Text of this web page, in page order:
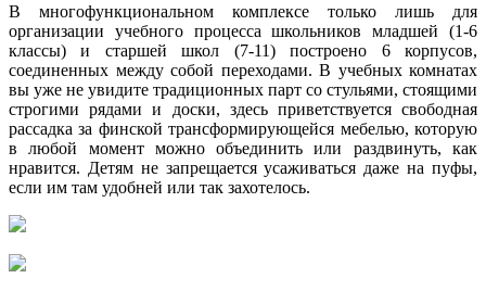
В многофункциональном комплексе только лишь для
организации учебного процесса школьников младшей (1-6
классы) и старшей школ (7-11) построено 6 корпусов,
соединенных между собой переходами. В учебных комнатах
вы уже не увидите традиционных парт со стульями, стоящими
строгими рядами и доски, здесь приветствуется свободная
рассадка за финской трансформирующейся мебелью, которую
в любой момент можно объединить или раздвинуть, как
нравится. Детям не запрещается усаживаться даже на пуфы,
если им там удобней или так захотелось.